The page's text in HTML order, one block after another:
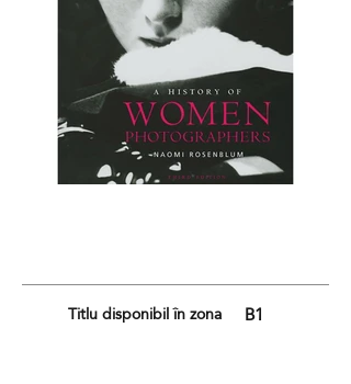
Titlu disponibil în zona B1